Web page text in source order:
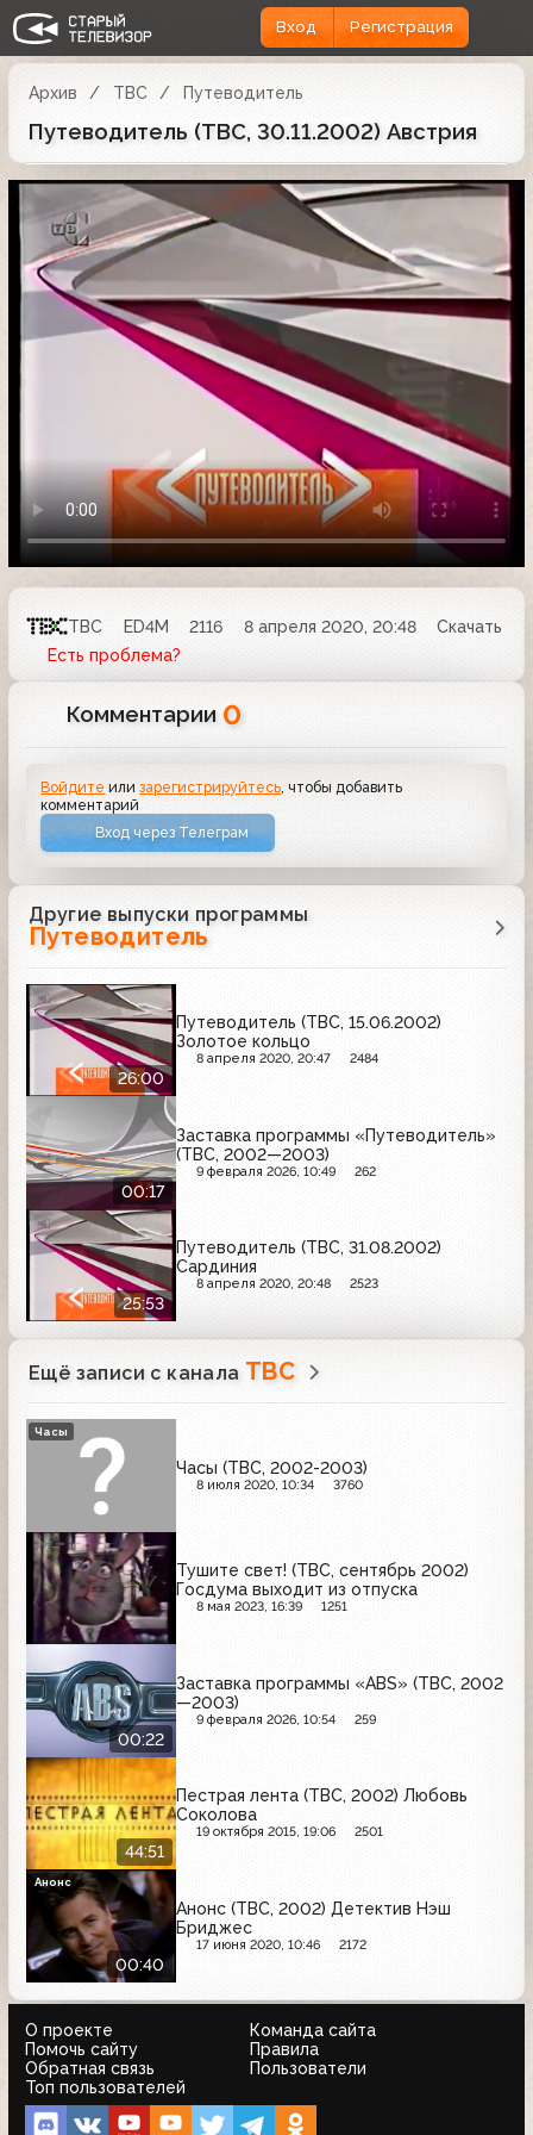
Вход Регистрация
Архив ТВС Путеводитель
Путеводитель (ТВС, 30.11.2002) Австрия
ТВС ED4M 2116 8 апреля 2020, 20:48
Скачать
Есть проблема?
Комментарии 0
Войдите илизарегистрируйтесь, чтобы добавить
комментарий
Вход через Телеграм
Другие выпуски программы
Путеводитель
26:00
Путеводитель (ТВС, 15.06.2002)
Золотое кольцо
8 апреля 2020, 20:47 2484
00:17
Заставка программы «Путеводитель»
(ТВС, 2002—2003)
9 февраля 2026, 10:49 262
25:53
Путеводитель (ТВС, 31.08.2002)
Сардиния
8 апреля 2020, 20:48 2523
Ещё записи с канала ТВС
Часы (ТВС, 2002-2003)
8 июля 2020, 10:34 3760
Часы
Тушите свет! (ТВС, сентябрь 2002)
Госдума выходит из отпуска
8 мая 2023, 16:39 1251
00:22
Заставка программы «ABS» (ТВС, 2002
—2003)
9 февраля 2026, 10:54 259
44:51
Пестрая лента (ТВС, 2002) Любовь
Соколова
19 октября 2015, 19:06 2501
00:40
Анонс (ТВС, 2002) Детектив Нэш
Бриджес
17 июня 2020, 10:46 2172
Анонс
О проекте
Команда сайта
Помочь сайту
Правила
Обратная связь
Пользователи
Топ пользователей